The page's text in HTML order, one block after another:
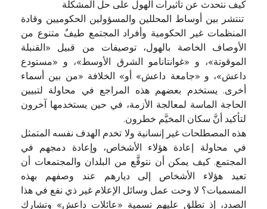
كيف نتحدث عن تأثيرات الهول على حل المشكلة
تنتشر بين أوساط المحللين والمسؤولين الحكوميين وقادة
المنظمات غير الحكومية وأفراد المجتمع طيفٌ متنوع من
الأوصاف الخاصة بالهول، توصيفات من قبيل «القنبلة
الموقوتة»، و «غوانتانامو الشرق الأوسط»، و «مستودع
داعش»، و «جامعة داعش» أو» الخلافة «من بين أسماء
أخرى. يستخدم بعضهم هذه المراجع في محاولة لتبيين
الحاجة الماسة لمعالجة الأزمة، في حين يستخدمها آخرون
لتأكيد أنَّ سكان المخيَّم خطرون.
هذه المصطلحات غير إنسانية ولا تخدم الهدف نفسه المتمثل
في محاولة إعادة هؤلاء الأشخاص، وإعادة دمجهم في
المجتمع. كيف يمكن أن نتوقَّع من البلدان والمجتمعات أن
تعيد هؤلاء الأشخاص إلى ديارهم عند وصفهم بهذه
المسميات؟ لا وحت عمل وسائل الإعلام غير ذي نفع في هذا
الصدد، إذ تطلق عليهم تسمية «عائلات داعش» وتشارك